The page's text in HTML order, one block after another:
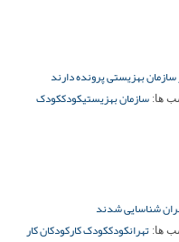
سازمان بهزیستی پرونده دارند
ها: سازمان بهزیستیکودککودک
ها: تهرانکودککودک کارکودکان کار